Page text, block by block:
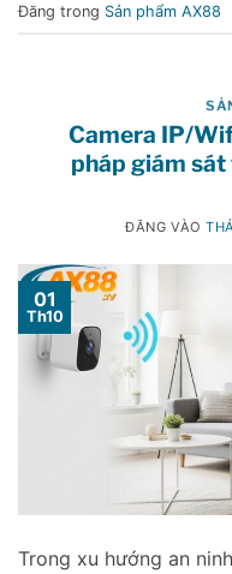
Đăng trong Sản phẩm AX88
Camera IP/
pháp giám
ĐĂNG VÀO
01
Th10
Trong xu hướng an